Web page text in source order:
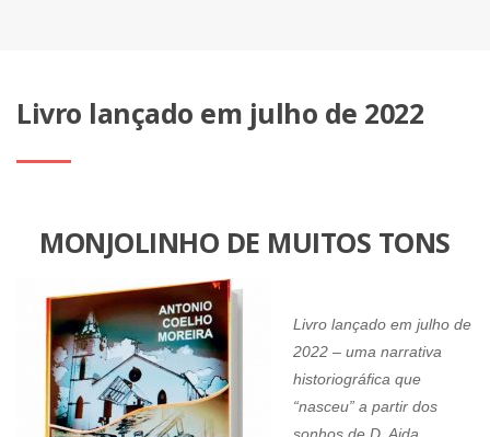
Livro lançado em julho de 2022
MONJOLINHO DE MUITOS TONS
Livro lançado em julho de
2022 – uma narrativa
historiográfica que
“nasceu” a partir dos